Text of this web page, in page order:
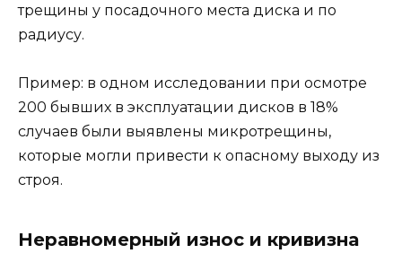
трещины у посадочного места диска и по
радиусу.
Пример: в одном исследовании при осмотре
200 бывших в эксплуатации дисков в 18%
случаев были выявлены микротрещины,
которые могли привести к опасному выходу из
строя.
Неравномерный износ и кривизна